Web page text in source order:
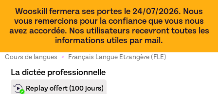
Wooskill fermera ses portes le 24/07/2026. Nous
vous remercions pour la confiance que vous nous
avez accordée. Nos utilisateurs recevront toutes les
informations utiles par mail.
Cours de langues > Français Langue Etrangère (FLE)
La dictée professionnelle
Replay offert (100 jours)